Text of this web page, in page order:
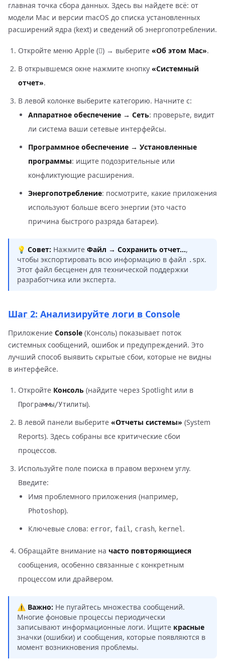
главная точка сбора данных. Здесь вы найдете всё: от
модели Mac и версии macOS до списка установленных
расширений ядра (kext) и сведений об энергопотреблении.
Откройте меню Apple () → выберите «Об этом Mac».
В открывшемся окне нажмите кнопку «Системный
отчет».
В левой колонке выберите категорию. Начните с:
Аппаратное обеспечение → Сеть: проверьте, видит
ли система ваши сетевые интерфейсы.
Программное обеспечение → Установленные
программы: ищите подозрительные или
конфликтующие расширения.
Энергопотребление: посмотрите, какие приложения
используют больше всего энергии (это часто
причина быстрого разряда батареи).
💡 Совет: Нажмите Файл → Сохранить отчет...,
чтобы экспортировать всю информацию в файл .spx.
Этот файл бесценен для технической поддержки
разработчика или эксперта.
Шаг 2: Анализируйте логи в Console
Приложение Console (Консоль) показывает поток
системных сообщений, ошибок и предупреждений. Это
лучший способ выявить скрытые сбои, которые не видны
в интерфейсе.
Откройте Консоль (найдите через Spotlight или в
Программы/Утилиты).
В левой панели выберите «Отчеты системы» (System
Reports). Здесь собраны все критические сбои
процессов.
Используйте поле поиска в правом верхнем углу.
Введите:
Имя проблемного приложения (например,
Photoshop).
Ключевые слова: error, fail , crash, kernel .
Обращайте внимание на часто повторяющиеся
сообщения, особенно связанные с конкретным
процессом или драйвером.
⚠️ Важно: Не пугайтесь множества сообщений.
Многие фоновые процессы периодически
записывают информационные логи. Ищите красные
значки (ошибки) и сообщения, которые появляются в
момент возникновения проблемы.